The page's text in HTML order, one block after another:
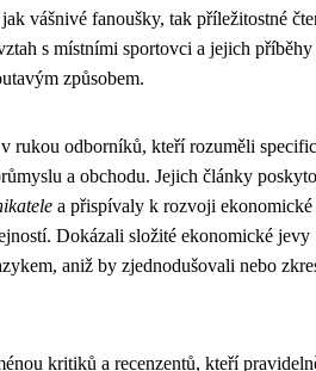
vášnivé fanoušky, tak příležitostné
s místními sportovci a jejich příběhy
způsobem.
rukou odborníků, kteří rozuměli
a obchodu. Jejich články
a přispívaly k rozvoji ekonomické
Dokázali složité ekonomické jevy
aniž by zjednodušovali nebo
kritiků a recenzentů, kteří